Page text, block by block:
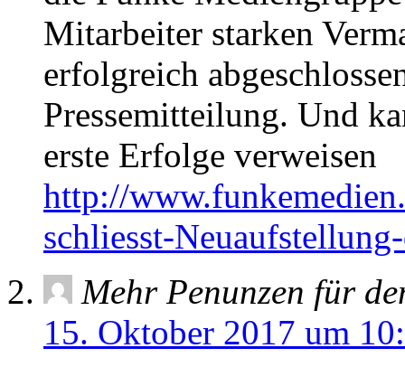
Mitarbeiter starken
erfolgreich
Pressemitteilung. Und
erste Erfolge verweisen
http://
schliesst-
Mehr Penunzen für
15. Oktober 2017 um